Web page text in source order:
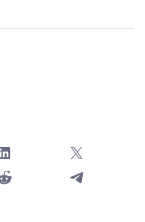
bancário ou carteira
dentro do
confirmando
em USD depositado.
seja concluído em